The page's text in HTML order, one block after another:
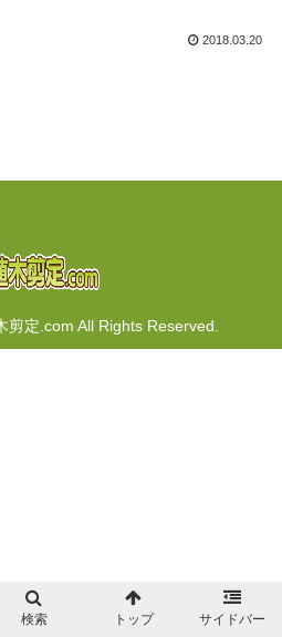
2018.03.20
定.com All Rights Reserved.
検索 トップ サイドバー